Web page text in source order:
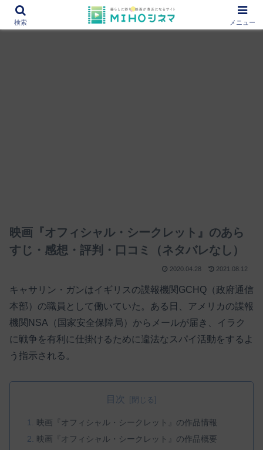
12000作品を紹介！あなたの映画図書館『MIHOシネマ』
映画『オフィシャル・シークレット』のあら
すじ・感想・評判・口コミ（ネタバレなし）
2020.04.28 2021.08.12
キャサリン・ガンはイギリスの諜報機関GCHQ（政府通信
本部）の職員として働いていた。ある日、アメリカの諜報
機関NSA（国家安全保障局）からメールが届き、イラク
に戦争を有利に仕掛けるために違法なスパイ活動をするよ
う指示される。
目次
映画『オフィシャル・シークレット』の作品情報
映画『オフィシャル・シークレット』の作品概要
検索 メニュー